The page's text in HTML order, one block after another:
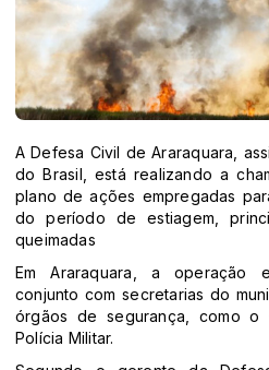
A Defesa Civil de Araraquara,
do Brasil, está realizando a
plano de ações empregadas
do período de estiagem,
queimadas
Em Araraquara, a operação
conjunto com secretarias do
órgãos de segurança, como
Polícia Militar.